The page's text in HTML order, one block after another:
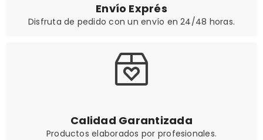
Envío Exprés
Disfruta de pedido con un envío en 24/48 horas.
Calidad Garantizada
Productos elaborados por profesionales.